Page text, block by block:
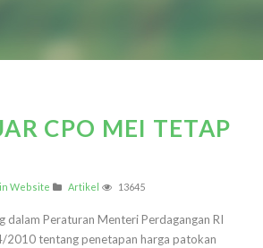
CPO MEI TETAP
Website Artikel 13645
dalam Peraturan Menteri Perdagangan RI
2010 tentang penetapan harga patokan